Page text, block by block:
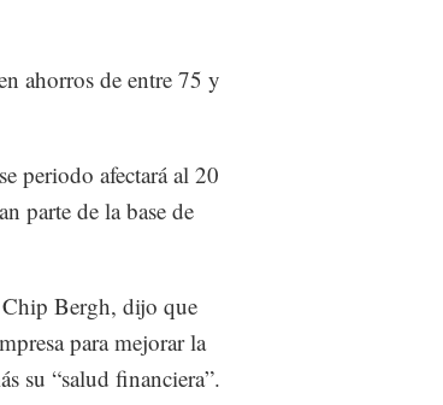
ahorros de entre 75 y
periodo afectará al 20
parte de la base de
Bergh, dijo que
para mejorar la
su “salud financiera”.